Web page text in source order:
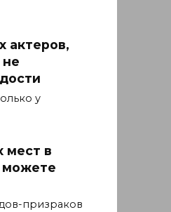
актеров,
у
мест в
можете
призраков